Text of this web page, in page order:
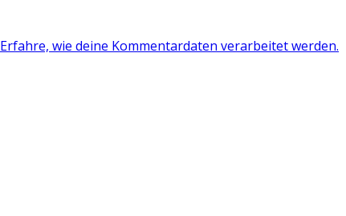
Erfahre, wie deine Kommentardaten verarbeitet werden.